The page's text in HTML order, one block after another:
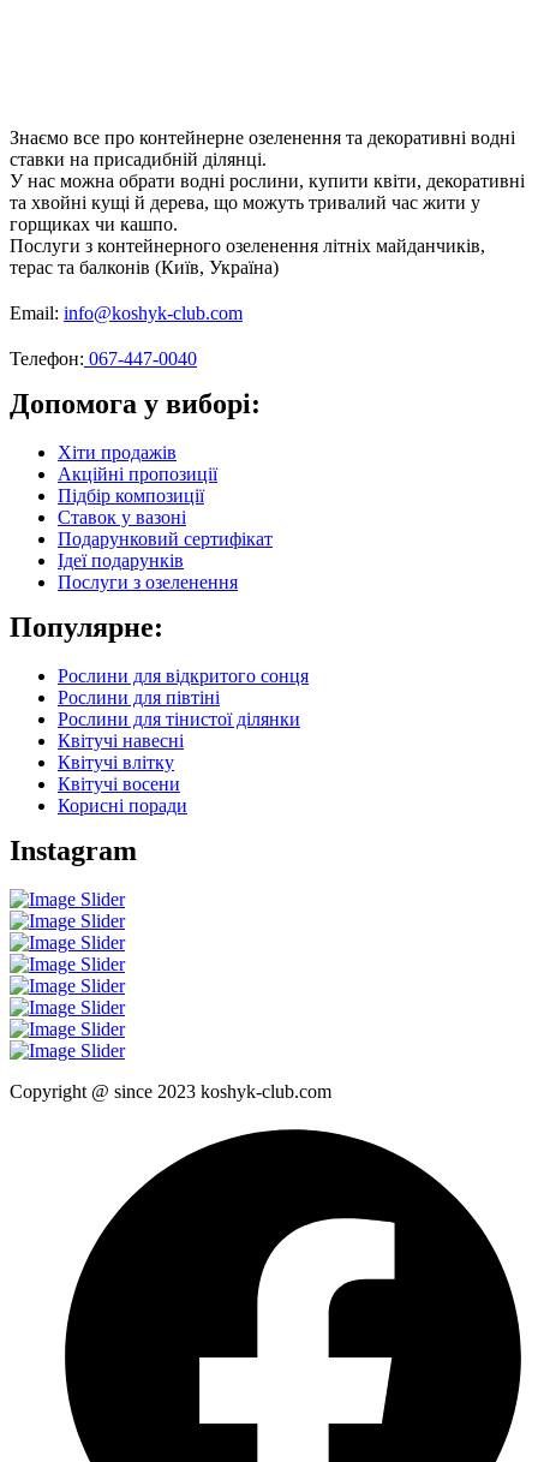
Знаємо все про контейнерне озеленення та декоративні водні
ставки на присадибній ділянці.
У нас можна обрати водні рослини, купити квіти, декоративні
та хвойні кущі й дерева, що можуть тривалий час жити у
горщиках чи кашпо.
Послуги з контейнерного озеленення літніх майданчиків,
терас та балконів (Київ, Україна)
Email: info@koshyk-club.com
Телефон: 067-447-0040
Допомога у виборі:
Хіти продажів
Акційні пропозиції
Підбір композиції
Ставок у вазоні
Подарунковий сертифікат
Ідеї подарунків
Послуги з озеленення
Популярне:
Рослини для відкритого сонця
Рослини для півтіні
Рослини для тінистої ділянки
Квітучі навесні
Квітучі влітку
Квітучі восени
Корисні поради
Instagram
Copyright @ since 2023 koshyk-club.com